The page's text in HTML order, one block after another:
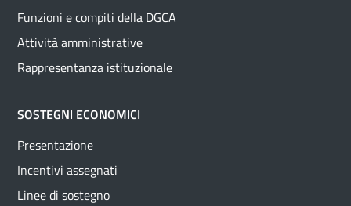
Funzioni e compiti della DGCA
Attività amministrative
Rappresentanza istituzionale
SOSTEGNI ECONOMICI
Presentazione
Incentivi assegnati
Linee di sostegno